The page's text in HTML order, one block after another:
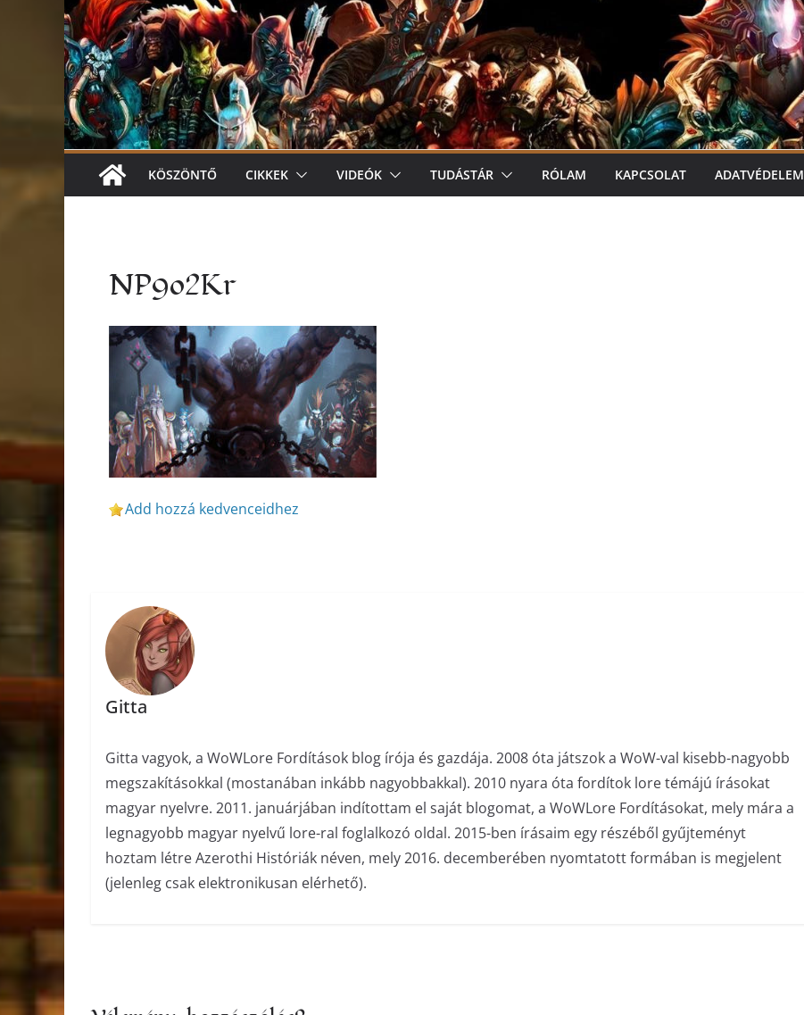
KÖSZÖNTŐ CIKKEK VIDEÓK TUDÁSTÁR RÓLAM KAPCSOLAT ADATVÉDELEM
NP9o2Kr
Add hozzá kedvenceidhez
Gitta
Gitta vagyok, a WoWLore Fordítások blog írója és gazdája. 2008 óta játszok a WoW-val kisebb-nagyobb
megszakításokkal (mostanában inkább nagyobbakkal). 2010 nyara óta fordítok lore témájú írásokat
magyar nyelvre. 2011. januárjában indítottam el saját blogomat, a WoWLore Fordításokat, mely mára a
legnagyobb magyar nyelvű lore-ral foglalkozó oldal. 2015-ben írásaim egy részéből gyűjteményt
hoztam létre Azerothi Históriák néven, mely 2016. decemberében nyomtatott formában is megjelent
(jelenleg csak elektronikusan elérhető).